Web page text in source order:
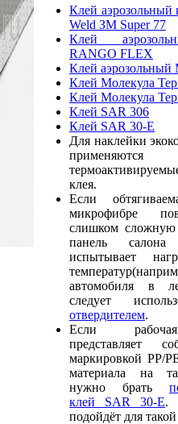
Клей аэрозольный
Weld ЗМ Super 77
Клей
RANGO FLEX
Клей аэрозольный
Клей Молекула
Клей Молекула
Клей SAR 306
Клей SAR 30-E
Для наклейки
клея.
Если
микрофибре
слишком
панель
испытывает
автомобиля в
следует
отвердителем.
Если
представляет
маркировкой PP/
материала на
нужно брать
клей SAR 30-E.
подойдёт для